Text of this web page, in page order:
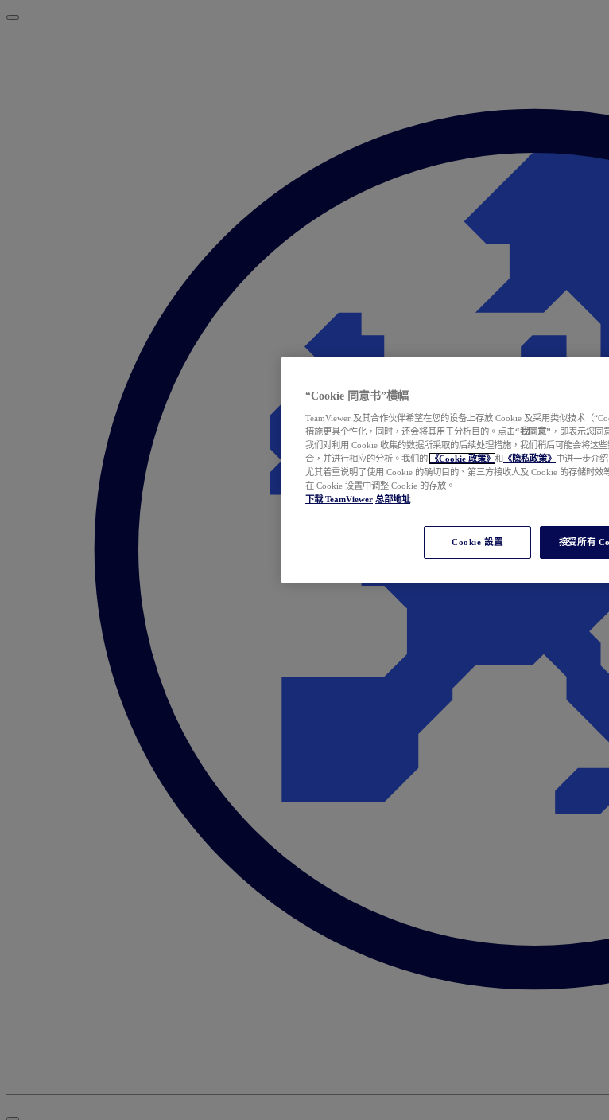
“Cookie 同意书”横幅
TeamViewer 及其合作伙伴希望在您的设备上存放 Cookie 及采用类似技术（
措施更具个性化，同时，还会将其用于分析目的。点击“我同意” ，即表示您同
我们对利用 Cookie 收集的数据所采取的后续处理措施，我们稍后可能会将这
合，并进行相应的分析。我们的
《Cookie 政策》 和 《隐私政策》 中进一步介
尤其着重说明了使用 Cookie 的确切目的、第三方接收人及 Cookie 的存储时
在 Cookie 设置中调整 Cookie 的存放。
下载 TeamViewer 总部地址
Cookie 設置 接受所有